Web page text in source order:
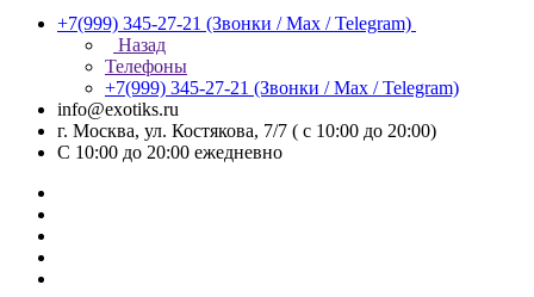
+7(999) 345-27-21 (Звонки / Max / Telegram)
Назад
Телефоны
+7(999) 345-27-21 (Звонки / Max / Telegram)
info@exotiks.ru
г. Москва, ул. Костякова, 7/7 ( с 10:00 до 20:00)
С 10:00 до 20:00 ежедневно